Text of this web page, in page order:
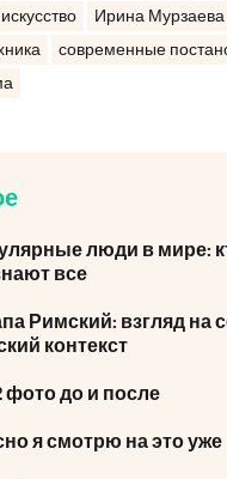
Ирина Мурзаева
современные
люди в мире:
все
Римский: взгляд на
контекст
фото до и после
я смотрю на это уже